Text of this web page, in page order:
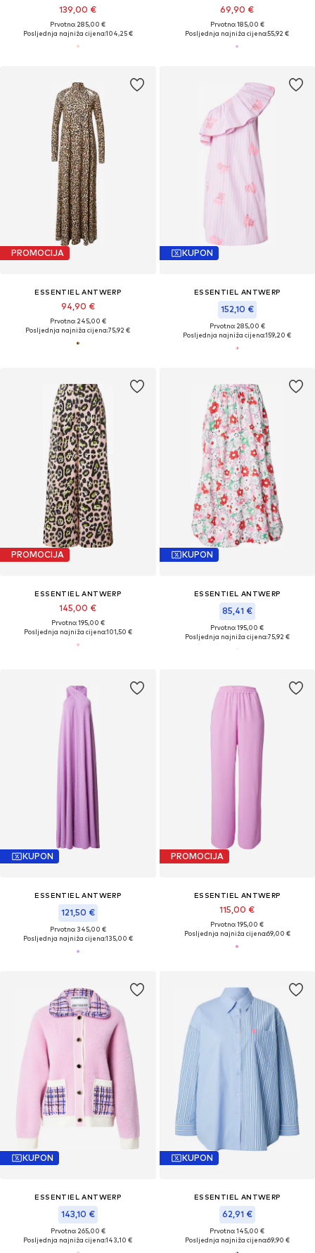
139,00 €
Prvotno: 285,00 €
Posljednja najniža cijena:104,25 €
69,90 €
Prvotno: 185,00 €
Posljednja najniža cijena:55,92 €
PROMOCIJA
ESSENTIEL ANTWERP
94,90 €
Prvotno: 245,00 €
Posljednja najniža cijena:75,92 €
KUPON
ESSENTIEL ANTWERP
152,10 €
Prvotno: 285,00 €
Posljednja najniža cijena:159,20 €
PROMOCIJA
ESSENTIEL ANTWERP
145,00 €
Prvotno: 195,00 €
Posljednja najniža cijena:101,50 €
KUPON
ESSENTIEL ANTWERP
85,41 €
Prvotno: 195,00 €
Posljednja najniža cijena:75,92 €
KUPON
ESSENTIEL ANTWERP
121,50 €
Prvotno: 345,00 €
Posljednja najniža cijena:135,00 €
PROMOCIJA
ESSENTIEL ANTWERP
115,00 €
Prvotno: 195,00 €
Posljednja najniža cijena:69,00 €
KUPON
ESSENTIEL ANTWERP
143,10 €
Prvotno: 265,00 €
Posljednja najniža cijena:143,10 €
KUPON
ESSENTIEL ANTWERP
62,91 €
Prvotno: 145,00 €
Posljednja najniža cijena:69,90 €